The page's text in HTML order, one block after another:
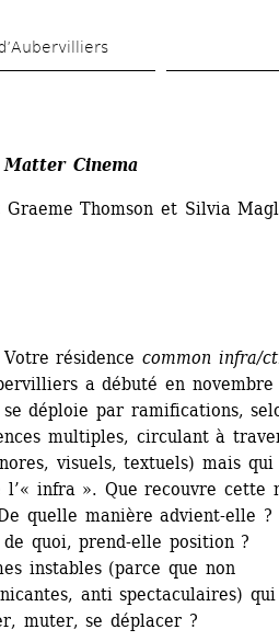
I.
Cinema
Thomson et Silvia
résidence common infra/
a débuté en novembre
déploie par ramifications,
multiples, circulant à
visuels, textuels) mais qui
infra ». Que recouvre cette
quelle manière advient-elle ?
quoi, prend-elle position ?
instables (parce que non
anti spectaculaires) qui
muter, se déplacer ?